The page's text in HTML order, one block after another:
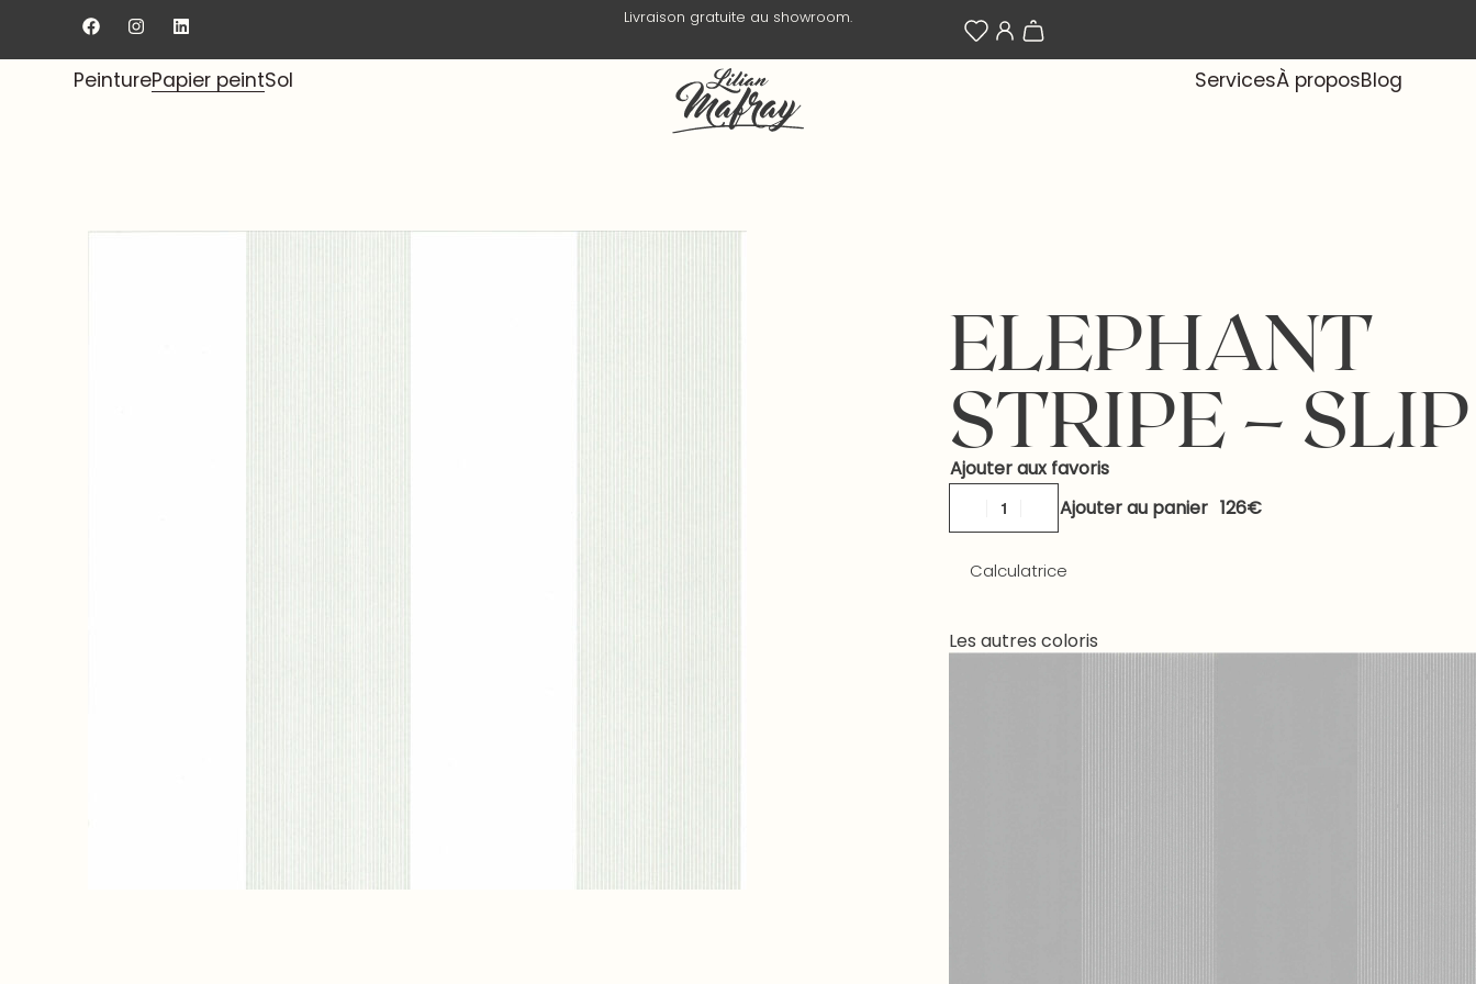
Livraison gratuite au showroom. Livraison en 3 jours ouvrés.
PeinturePapier peintSol ServicesÀ proposBlog
ELEPHANT
STRIPE – SLIP
Ajouter aux favoris
Ajouter au panier
Calculatrice
Les autres coloris